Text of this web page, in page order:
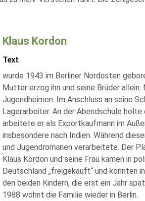
Klaus Kordon
Text
wurde 1943 im Berliner Nordosten
Mutter erzog ihn und seine Brüder
Jugendheimen. Im Anschluss an seine
Lagerarbeiter. An der Abendschule
arbeitete er als Exportkaufmann im
insbesondere nach Indien. Während
und Jugendromanen verarbeitete. Der
Klaus Kordon und seine Frau kamen in
Deutschland „freigekauft“ und konnten
den beiden Kindern, die erst ein Jahr
1988 wohnt die Familie wieder in Berlin.